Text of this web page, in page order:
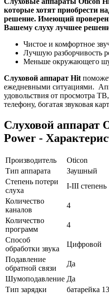
которые хотят приобрести
решение. Имеющий
Вашему слуху лучшее
Чистое и комфортное
Лучшую разборчивость
Меньше окружающего
Слуховой аппарат Hit
ежедневными ситуациями.
удовольствия от просмотра
телефону, богатая звуковая
Слуховой аппарат
Power -
Производитель
Oticon
Тип аппарата
Заушный
Степень потери
слуха
I-III степень
Количество
каналов
4
Количество
программ
4
Способ
обработки звука
Цифровой
Подавление
обратной связи
Да
Шумоподавление Да
Тип зарядки
батарейка 13